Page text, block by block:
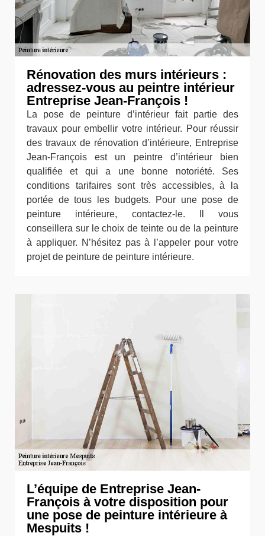
Rénovation des murs intérieurs :
adressez-vous au peintre intérieur
Entreprise Jean-François !
La pose de peinture d’intérieur fait partie des
travaux pour embellir votre intérieur. Pour réussir
des travaux de rénovation d’intérieure, Entreprise
Jean-François est un peintre d’intérieur bien
qualifiée et qui a une bonne notoriété. Ses
conditions tarifaires sont très accessibles, à la
portée de tous les budgets. Pour une pose de
peinture intérieure, contactez-le. Il vous
conseillera sur le choix de teinte ou de la peinture
à appliquer. N’hésitez pas à l’appeler pour votre
projet de peinture de peinture intérieure.
L’équipe de Entreprise Jean-
François à votre disposition pour
une pose de peinture intérieure à
Mespuits !